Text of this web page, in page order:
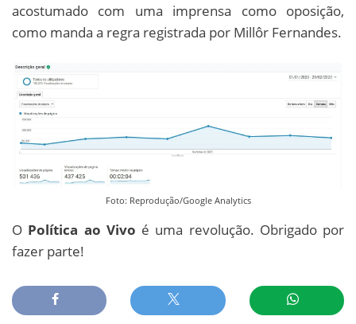
acostumado com uma imprensa como oposição,
como manda a regra registrada por Millôr Fernandes.
Foto: Reprodução/Google Analytics
O Política ao Vivo é uma revolução. Obrigado por
fazer parte!